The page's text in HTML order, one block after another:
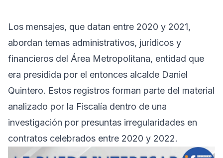
Los mensajes, que datan entre 2020 y 2021,
abordan temas administrativos, jurídicos y
financieros del Área Metropolitana, entidad que
era presidida por el entonces alcalde Daniel
Quintero. Estos registros forman parte del material
analizado por la Fiscalía dentro de una
investigación por presuntas irregularidades en
contratos celebrados entre 2020 y 2022.